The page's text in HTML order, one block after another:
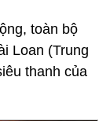
toàn bộ
Loan (Trung
thanh của